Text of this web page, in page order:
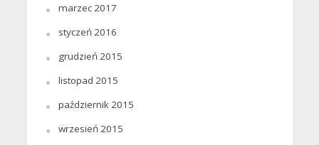
marzec 2017
styczeń 2016
grudzień 2015
listopad 2015
październik 2015
wrzesień 2015